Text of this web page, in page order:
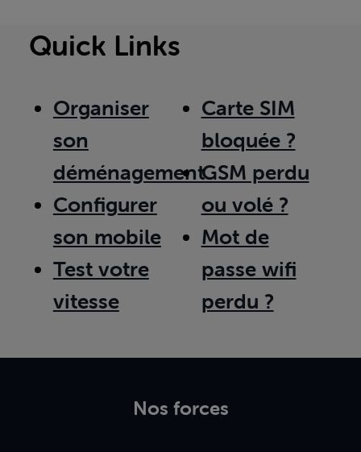
Quick Links
Organiser
son
déménagement
Configurer
son mobile
Test votre
vitesse
Carte SIM
bloquée ?
GSM perdu
ou volé ?
Mot de
passe wifi
perdu ?
Nos forces